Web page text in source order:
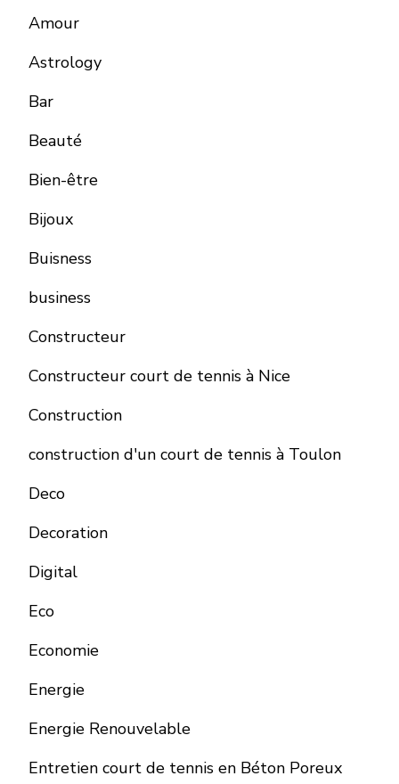
Amour
Astrology
Bar
Beauté
Bien-être
Bijoux
Buisness
business
Constructeur
Constructeur court de tennis à Nice
Construction
construction d'un court de tennis à Toulon
Deco
Decoration
Digital
Eco
Economie
Energie
Energie Renouvelable
Entretien court de tennis en Béton Poreux